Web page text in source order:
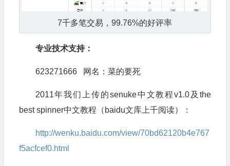
7千多笔交易，99.76%的好评率
专业技术支持：
623271666 网名：菜的要死
2011年我们上传的senuke中文教程v1.0及the
best spinner中文教程（baidu文库上千阅读）：
http://wenku.baidu.com/view/70bd62120b4e767
f5acfcef0.html